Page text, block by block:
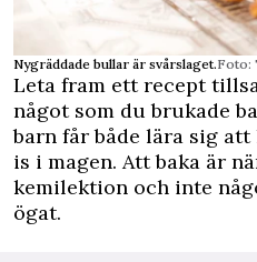
Nygräddade bullar är svårslaget.Foto:
Leta fram ett recept
något som du brukade
barn får både lära sig
is i magen. Att baka är
kemilektion och inte
ögat.